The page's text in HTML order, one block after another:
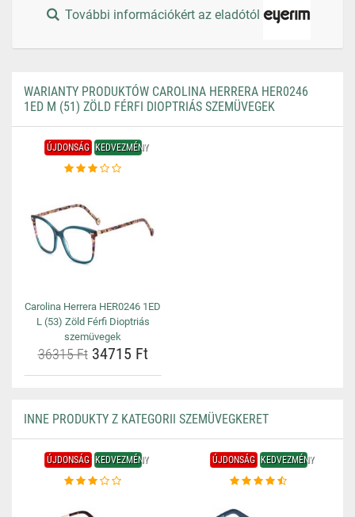
További információkért az eladótól
WARIANTY PRODUKTÓW CAROLINA HERRERA HER0246
1ED M (51) ZÖLD FÉRFI DIOPTRIÁS SZEMÜVEGEK
ÚJDONSÁG KEDVEZMÉNY
Carolina Herrera HER0246 1ED
L (53) Zöld Férfi Dioptriás
szemüvegek
36315 Ft34715 Ft
INNE PRODUKTY Z KATEGORII SZEMÜVEGKERET
ÚJDONSÁG KEDVEZMÉNY ÚJDONSÁG KEDVEZMÉNY